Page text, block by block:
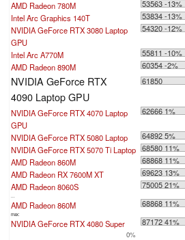
AMD Radeon 780M
53563 -13%
Intel Arc Graphics 140T
53834 -13%
NVIDIA GeForce RTX 3080 Laptop
GPU
54320 -12%
Intel Arc A770M
55811 -10%
AMD Radeon 890M
60354 -2%
NVIDIA GeForce RTX
4090 Laptop GPU
61850
NVIDIA GeForce RTX 4070 Laptop
GPU
62666 1%
NVIDIA GeForce RTX 5080 Laptop
64892 5%
NVIDIA GeForce RTX 5070 Ti Laptop 68580 11%
AMD Radeon 860M
68868 11%
AMD Radeon RX 7600M XT
69623 13%
AMD Radeon 8060S
75005 21%
...
AMD Radeon 860M 68868 11%
max:
NVIDIA GeForce RTX 4080 Super 87172 41%
0%